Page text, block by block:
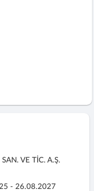
VE TİC. A.Ş.
- 26.08.2027